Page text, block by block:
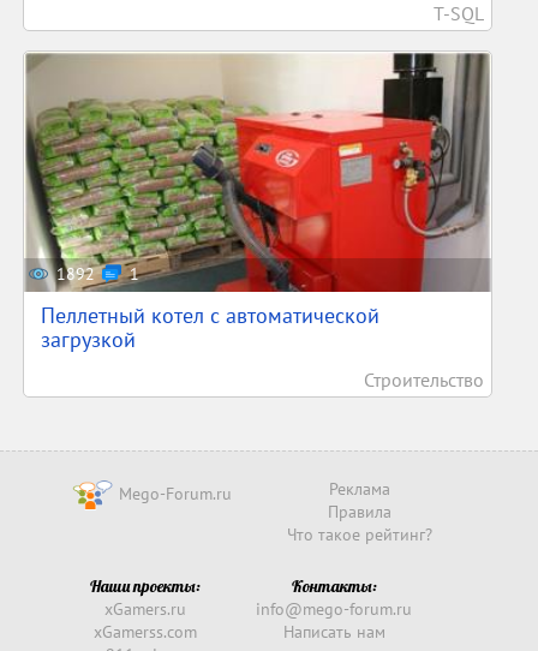
T-SQL
1892 1
Пеллетный котел с автоматической
загрузкой
Строительство
Mego-Forum.ru
Реклама
Правила
Что такое рейтинг?
Наши проекты:
xGamers.ru
xGamerss.com
Контакты:
info@mego-forum.ru
Написать нам